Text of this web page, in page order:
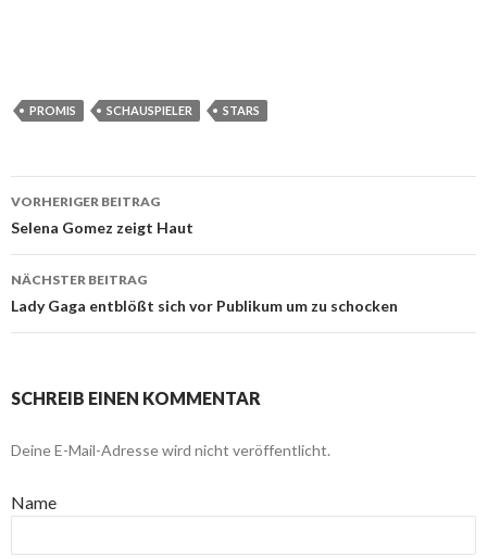
PROMIS SCHAUSPIELER STARS
Beitragsnavigation
VORHERIGER BEITRAG
Selena Gomez zeigt Haut
NÄCHSTER BEITRAG
Lady Gaga entblößt sich vor Publikum um zu schocken
SCHREIB EINEN KOMMENTAR
Deine E-Mail-Adresse wird nicht veröffentlicht.
Name